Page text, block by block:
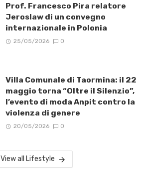
Prof. Francesco Pira relatore
Jeroslaw di un convegno
internazionale in Polonia
25/05/2026 0
Villa Comunale di Taormina: il 22
maggio torna “Oltre il Silenzio”,
l’evento di moda Anpit contro la
violenza di genere
20/05/2026 0
View all Lifestyle